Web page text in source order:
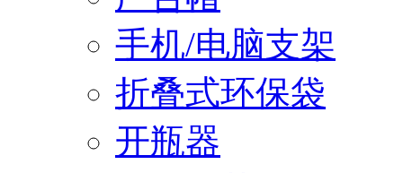
手机/电脑支架
折叠式环保袋
开瓶器